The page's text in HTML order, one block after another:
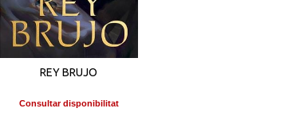
REY BRUJO
Consultar disponibilitat